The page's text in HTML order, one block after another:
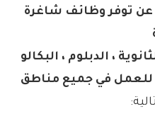
عن توفر وظائف شاغرة
، الدبلوم ، البكالو
للعمل في جميع مناطق